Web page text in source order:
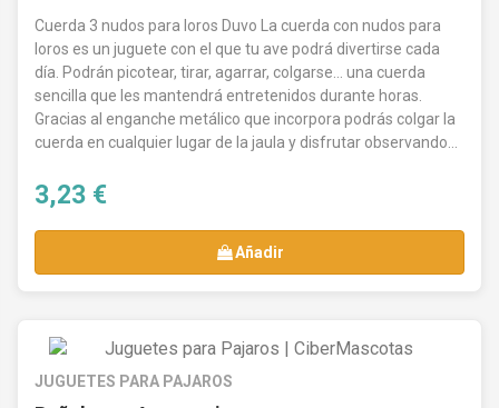
Cuerda 3 nudos para loros Duvo La cuerda con nudos para
loros es un juguete con el que tu ave podrá divertirse cada
día. Podrán picotear, tirar, agarrar, colgarse… una cuerda
sencilla que les mantendrá entretenidos durante horas.
Gracias al enganche metálico que incorpora podrás colgar la
cuerda en cualquier lugar de la jaula y disfrutar observando...
3,23 €
Añadir
JUGUETES PARA PAJAROS